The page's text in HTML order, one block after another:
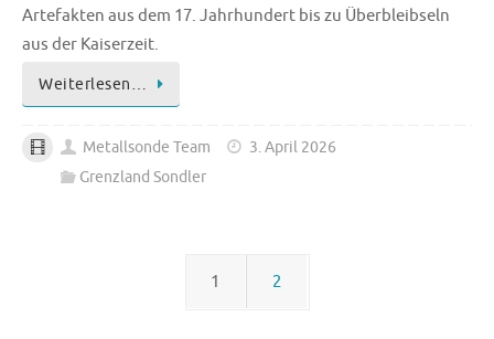
Artefakten aus dem 17. Jahrhundert bis zu Überbleibseln
aus der Kaiserzeit.
Weiterlesen…
Metallsonde Team
3. April 2026
Grenzland Sondler
1 2